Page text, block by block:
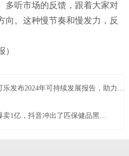
多听市场的反馈，跟着大家对
向。这种慢节奏和慢发力，反
发布2024年可持续发展报告，助力双
1亿，抖音冲出了匹保健品黑马 |